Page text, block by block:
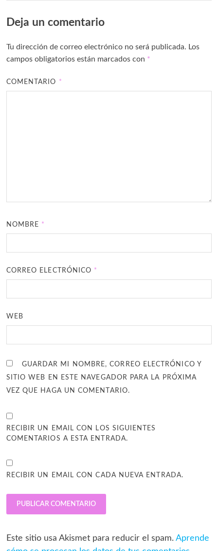
Deja un comentario
Tu dirección de correo electrónico no será publicada. Los
campos obligatorios están marcados con *
COMENTARIO *
NOMBRE *
CORREO ELECTRÓNICO *
WEB
GUARDAR MI NOMBRE, CORREO ELECTRÓNICO Y
SITIO WEB EN ESTE NAVEGADOR PARA LA PRÓXIMA
VEZ QUE HAGA UN COMENTARIO.
RECIBIR UN EMAIL CON LOS SIGUIENTES
COMENTARIOS A ESTA ENTRADA.
RECIBIR UN EMAIL CON CADA NUEVA ENTRADA.
Este sitio usa Akismet para reducir el spam. Aprende